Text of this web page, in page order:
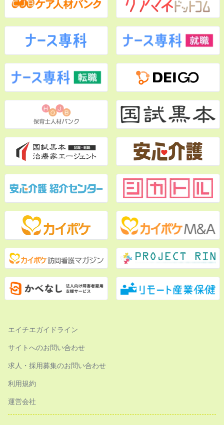
エイチエガイドライン
サイトへのお問い合わせ
求人・採用募集のお問い合わせ
利用規約
運営会社